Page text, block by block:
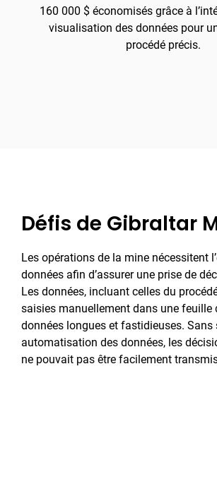
160 000 $ économisés grâce à
visualisation des données pour
procédé précis.
Défis de Gibraltar
Les opérations de la mine nécessitent
données afin d’assurer une prise de
Les données, incluant celles du
saisies manuellement dans une feuille
données longues et fastidieuses.
automatisation des données, les
ne pouvait pas être facilement